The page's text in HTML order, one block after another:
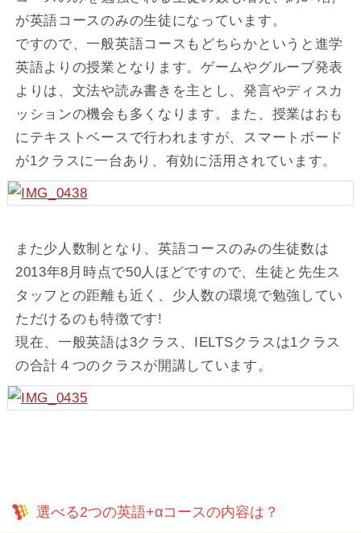
が英語コースのみの生徒になっています。
ですので、一般英語コースもどちらかというと進学
英語よりの授業となります。ゲームやグループ発表
よりは、文法や読み書きを主とし、発言やディスカ
ッションの機会も多くなります。また、授業はおも
にテキストベースで行われますが、スマートボード
が1クラスに一台あり、有効に活用されています。
また少人数制となり、英語コースのみの生徒数は
2013年8月時点で50人ほどですので、生徒と先生ス
タッフとの距離も近く、少人数の環境で勉強してい
ただけるのも特徴です!
現在、一般英語は3クラス、IELTSクラスは1クラス
の合計４つのクラスが開講しています。
選べる2つの英語+αコースの内容は？